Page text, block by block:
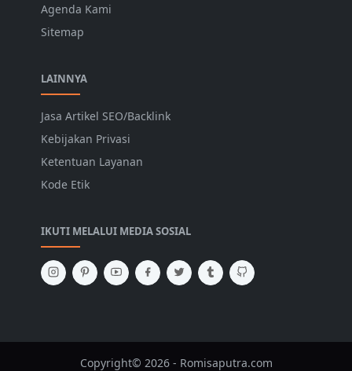
Agenda Kami
Sitemap
LAINNYA
Jasa Artikel SEO/Backlink
Kebijakan Privasi
Ketentuan Layanan
Kode Etik
IKUTI MELALUI MEDIA SOSIAL
Copyright© 2026 - Romisaputra.com